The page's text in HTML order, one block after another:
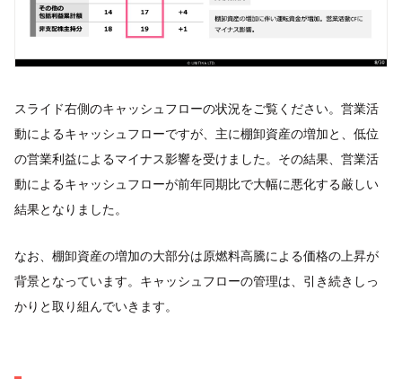
スライド右側のキャッシュフローの状況をご覧ください。営業活
動によるキャッシュフローですが、主に棚卸資産の増加と、低位
の営業利益によるマイナス影響を受けました。その結果、営業活
動によるキャッシュフローが前年同期比で大幅に悪化する厳しい
結果となりました。
なお、棚卸資産の増加の大部分は原燃料高騰による価格の上昇が
背景となっています。キャッシュフローの管理は、引き続きしっ
かりと取り組んでいきます。